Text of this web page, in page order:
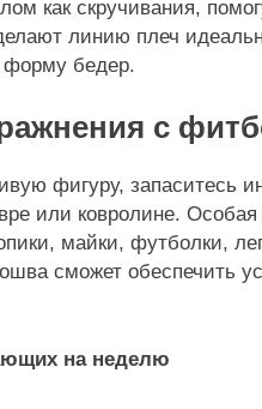
как скручивания,
линию плеч
бедер.
с
фигуру, запаситесь
или ковролине.
майки, футболки,
сможет обеспечить
на неделю